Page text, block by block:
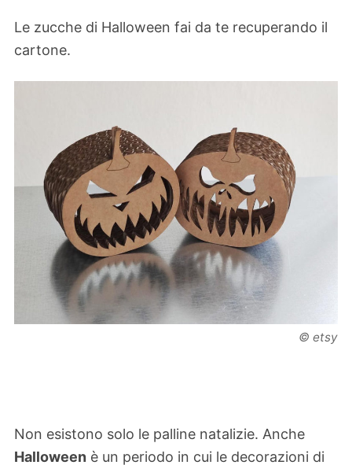
Le zucche di Halloween fai da te recuperando il
cartone.
© etsy
Non esistono solo le palline natalizie. Anche
Halloween è un periodo in cui le decorazioni di